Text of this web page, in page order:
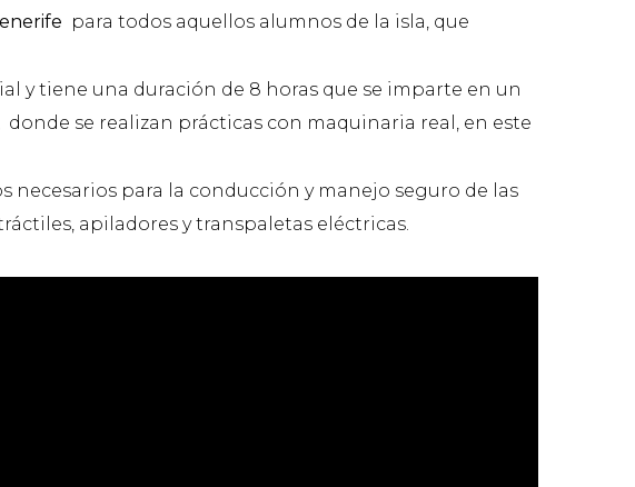
para todos aquellos alumnos de la isla, que
y tiene una duración de 8 horas que se imparte en un
se realizan prácticas con maquinaria real, en este
para la conducción y manejo seguro de las
apiladores y transpaletas eléctricas.